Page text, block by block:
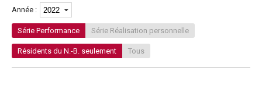
Année :
Série Performance Série Réalisation personnelle
Résidents du N.-B. seulement Tous